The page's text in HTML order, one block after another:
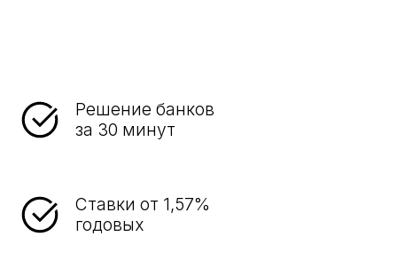
Решение банков
за 30 минут
Ставки от 1,57%
годовых